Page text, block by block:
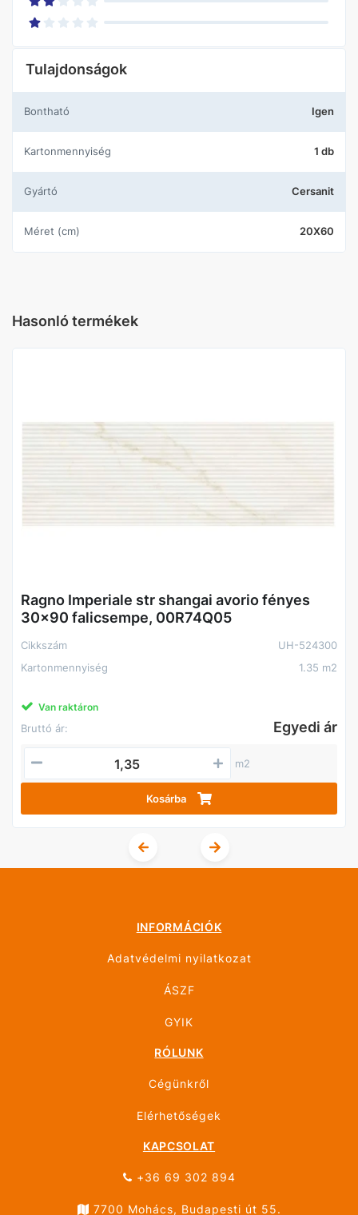
Tulajdonságok
Bontható Igen
Kartonmennyiség 1 db
Gyártó Cersanit
Méret (cm) 20X60
Hasonló termékek
Ragno Imperiale str shangai avorio fényes
30x90 falicsempe, 00R74Q05
Cikkszám
UH-524300
Kartonmennyiség
1.35 m2
Van raktáron
Bruttó ár: Egyedi ár
m2
Kosárba
INFORMÁCIÓK
Adatvédelmi nyilatkozat
ÁSZF
GYIK
RÓLUNK
Cégünkről
Elérhetőségek
KAPCSOLAT
+36 69 302 894
7700 Mohács, Budapesti út 55.